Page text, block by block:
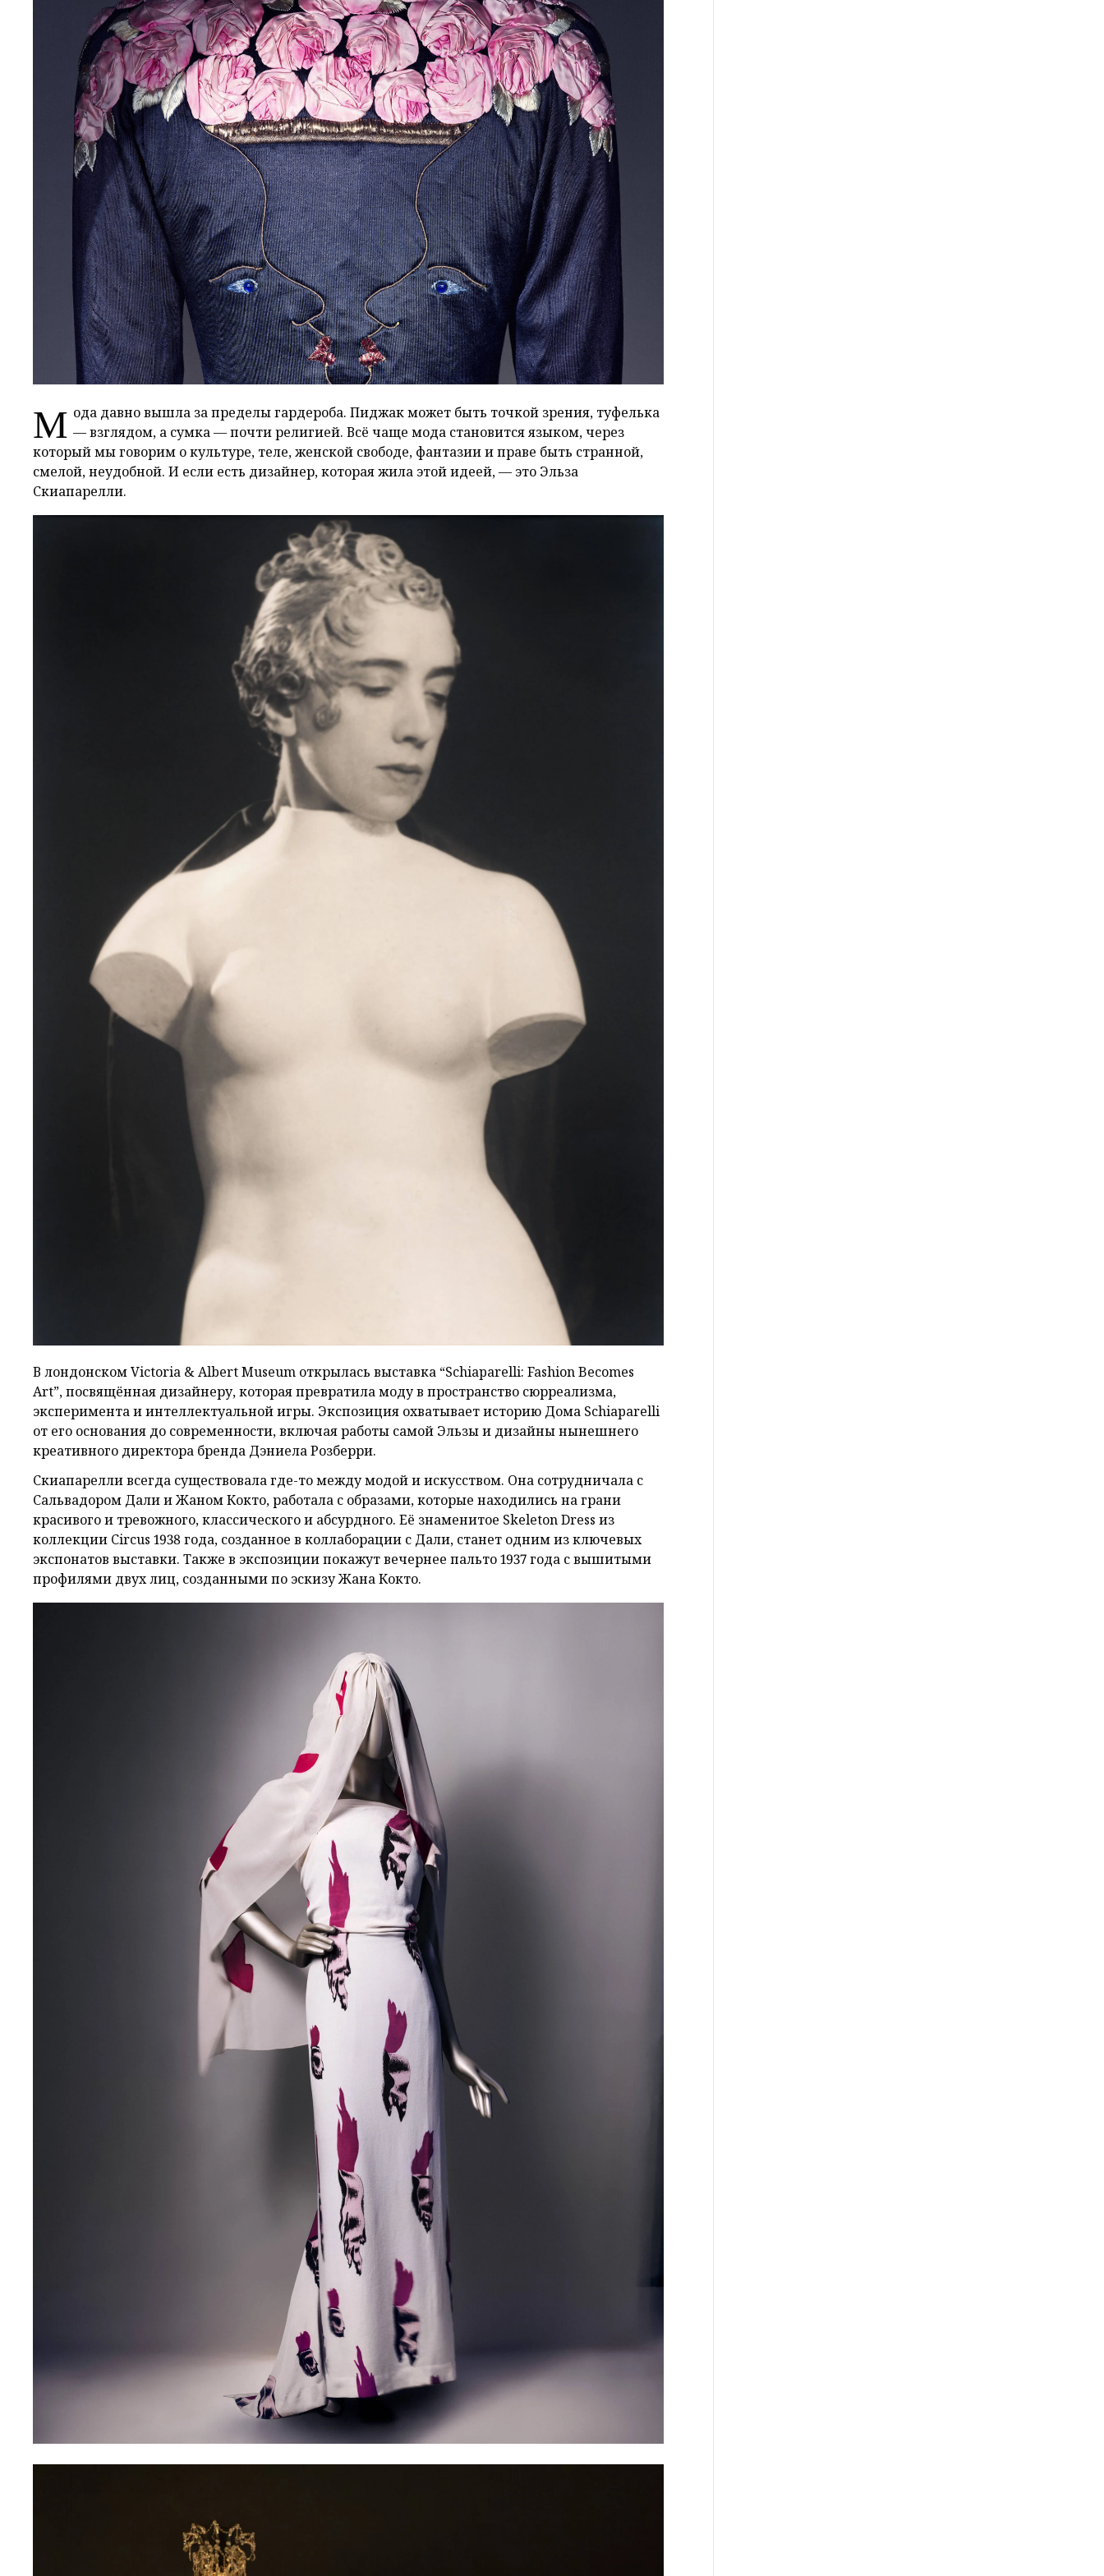
М ода давно вышла за пределы гардероба. Пиджак может быть точкой зрения, туфелька
— взглядом, а сумка — почти религией. Всё чаще мода становится языком, через
который мы говорим о культуре, теле, женской свободе, фантазии и праве быть странной,
смелой, неудобной. И если есть дизайнер, которая жила этой идеей, — это Эльза
Скиапарелли.
В лондонском Victoria & Albert Museum открылась выставка “Schiaparelli: Fashion Becomes
Art”, посвящённая дизайнеру, которая превратила моду в пространство сюрреализма,
эксперимента и интеллектуальной игры. Экспозиция охватывает историю Дома Schiaparelli
от его основания до современности, включая работы самой Эльзы и дизайны нынешнего
креативного директора бренда Дэниела Розберри.
Скиапарелли всегда существовала где-то между модой и искусством. Она сотрудничала с
Сальвадором Дали и Жаном Кокто, работала с образами, которые находились на грани
красивого и тревожного, классического и абсурдного. Её знаменитое Skeleton Dress из
коллекции Circus 1938 года, созданное в коллаборации с Дали, станет одним из ключевых
экспонатов выставки. Также в экспозиции покажут вечернее пальто 1937 года с вышитыми
профилями двух лиц, созданными по эскизу Жана Кокто.